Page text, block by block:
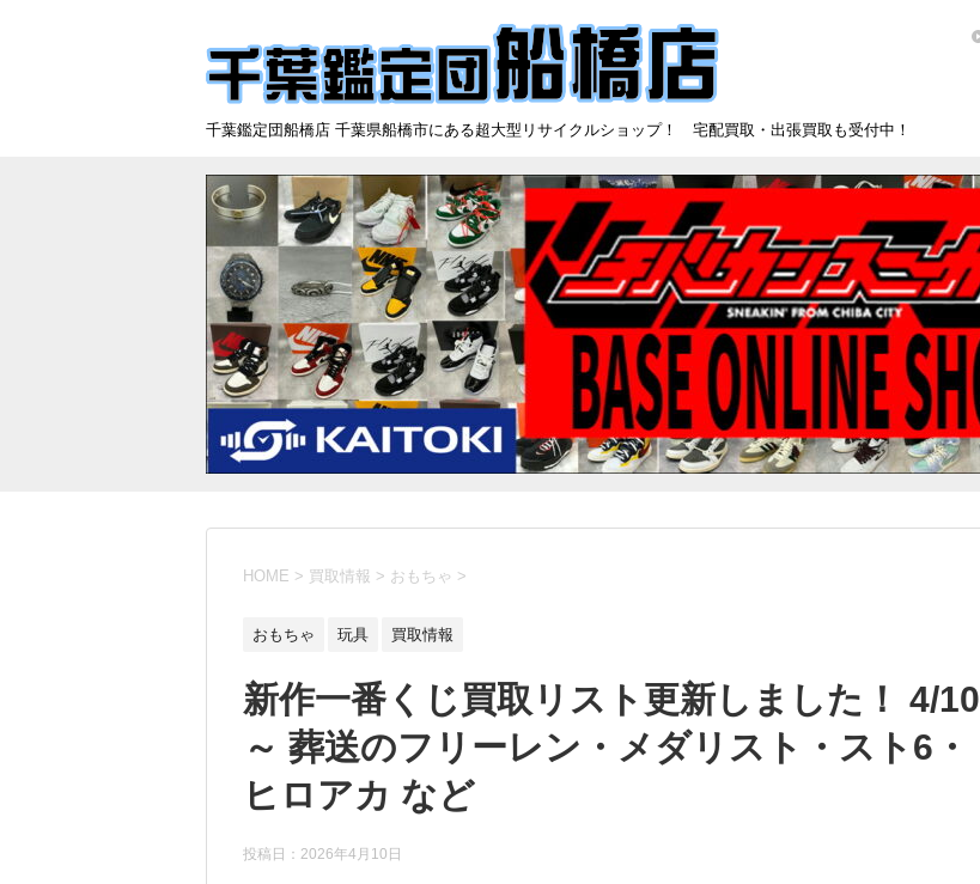
千葉鑑定団船橋店 千葉県船橋市にある超大型リサイクルショップ！ 宅配買取・出張買取も受付中！
HOME > 買取情報 > おもちゃ >
おもちゃ 玩具 買取情報
新作一番くじ買取リスト更新しました！ 4/10
～ 葬送のフリーレン・メダリスト・スト6・
ヒロアカ など
投稿日： 2026年4月10日